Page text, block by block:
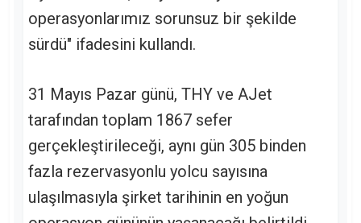
operasyonlarımız sorunsuz bir şekilde
sürdü" ifadesini kullandı.
31 Mayıs Pazar günü, THY ve AJet
tarafından toplam 1867 sefer
gerçekleştirileceği, aynı gün 305 binden
fazla rezervasyonlu yolcu sayısına
ulaşılmasıyla şirket tarihinin en yoğun